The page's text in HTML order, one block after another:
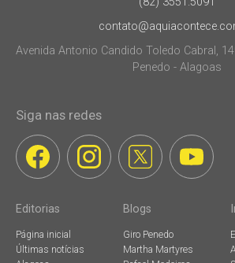
Avenida Antonio Candido Toledo Cabral,
Penedo - Alagoas
Siga nas redes
Editorias
Página inicial
Últimas notícias
Blogs
Giro Penedo
Martha Martyres